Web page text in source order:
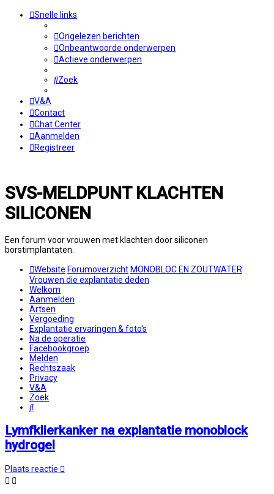
Snelle links
Ongelezen berichten
Onbeantwoorde onderwerpen
Actieve onderwerpen
Zoek
V&A
Contact
Chat Center
Aanmelden
Registreer
SVS-MELDPUNT KLACHTEN
SILICONEN
Een forum voor vrouwen met klachten door siliconen
borstimplantaten.
Website ForumoverzichtMONOBLOC EN ZOUTWATER
Vrouwen die explantatie deden
Welkom
Aanmelden
Artsen
Vergoeding
Explantatie ervaringen & foto's
Na de operatie
Facebookgroep
Melden
Rechtszaak
Privacy
V&A
Zoek
Zoek
Lymfklierkanker na explantatie monoblock
hydrogel
Plaats reactie